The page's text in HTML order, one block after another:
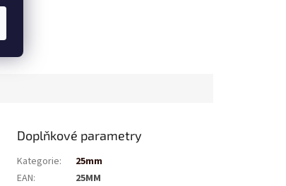
Doplňkové parametry
Kategorie:
25mm
EAN:
25MM